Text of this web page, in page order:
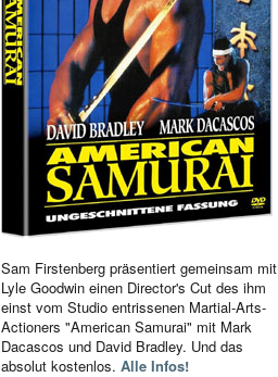
Sam Firstenberg präsentiert gemeinsam mit
Lyle Goodwin einen Director's Cut des ihm
einst vom Studio entrissenen Martial-Arts-
Actioners "American Samurai" mit Mark
Dacascos und David Bradley. Und das
absolut kostenlos. Alle Infos!